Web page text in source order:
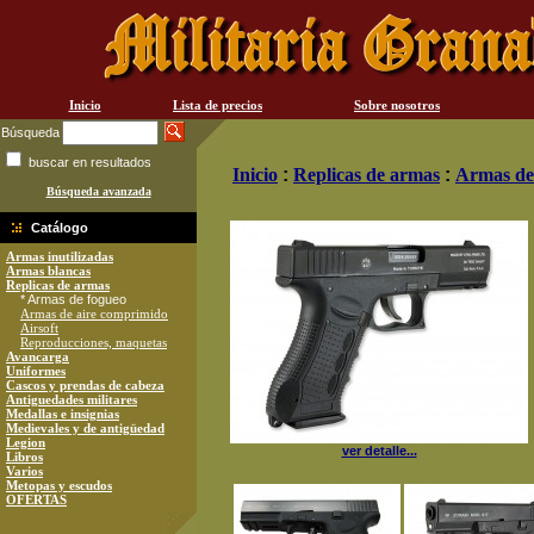
Inicio Lista de precios
Sobre nosotros
Búsqueda
buscar en resultados
Búsqueda avanzada
Catálogo
Armas inutilizadas
Armas blancas
Replicas de armas
* Armas de fogueo
Armas de aire comprimido
Airsoft
Reproducciones, maquetas
Avancarga
Uniformes
Cascos y prendas de cabeza
Antiguedades militares
Medallas e insignias
Medievales y de antigüedad
Legion
Libros
Varios
Metopas y escudos
OFERTAS
Inicio : Replicas de armas : Armas
ver detalle...